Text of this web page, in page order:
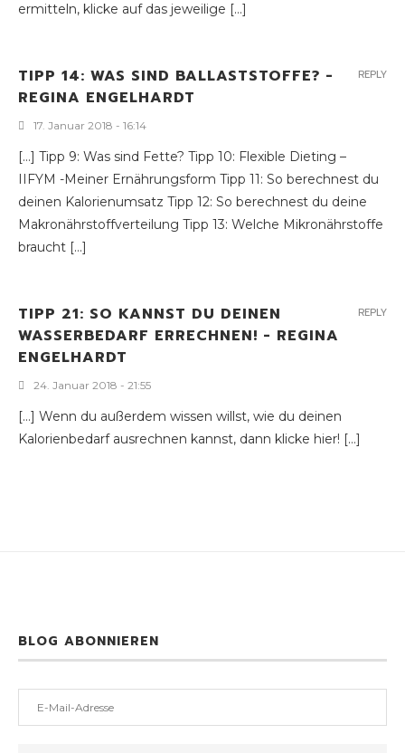
ermitteln, klicke auf das jeweilige […]
TIPP 14: WAS SIND BALLASTSTOFFE? -
REGINA ENGELHARDT
17. Januar 2018 - 16:14
[…] Tipp 9: Was sind Fette? Tipp 10: Flexible Dieting –
IIFYM -Meiner Ernährungsform Tipp 11: So berechnest du
deinen Kalorienumsatz Tipp 12: So berechnest du deine
Makronährstoffverteilung Tipp 13: Welche Mikronährstoffe
braucht […]
REPLY
TIPP 21: SO KANNST DU DEINEN
WASSERBEDARF ERRECHNEN! - REGINA
ENGELHARDT
24. Januar 2018 - 21:55
[…] Wenn du außerdem wissen willst, wie du deinen
Kalorienbedarf ausrechnen kannst, dann klicke hier! […]
REPLY
BLOG ABONNIEREN
Mail-